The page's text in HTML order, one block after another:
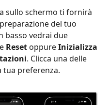
sullo schermo ti fornirà
del tuo
basso vedrai due
Reset oppureInizializza
. Clicca una delle
tua preferenza.